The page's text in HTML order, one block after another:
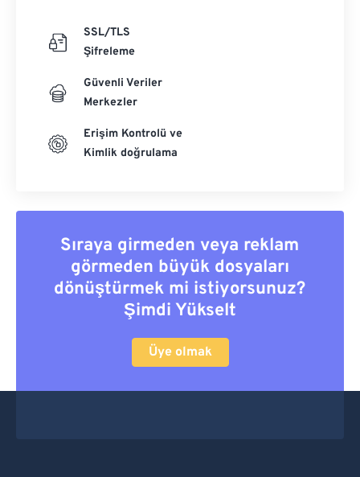
SSL/TLS
Şifreleme
Güvenli Veriler
Merkezler
Erişim Kontrolü ve
Kimlik doğrulama
Sıraya girmeden veya reklam
görmeden büyük dosyaları
dönüştürmek mi istiyorsunuz?
Şimdi Yükselt
Üye olmak